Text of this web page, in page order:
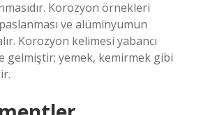
Korozyon örnekleri
ve alüminyumun
Korozyon kelimesi yabancı
gelmiştir; yemek, kemirmek gibi